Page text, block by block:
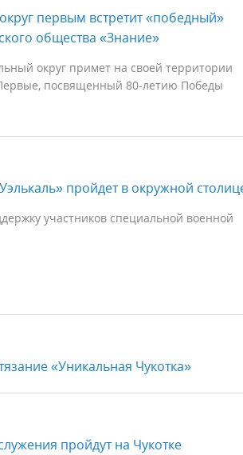
первым встретит «победный»
общества «Знание»
округ примет на своей территории
посвященный 80-летию Победы
пройдет в окружной
участников специальной военной
«Уникальная Чукотка»
пройдут на Чукотке